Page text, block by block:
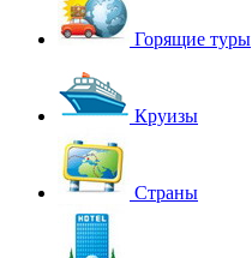
Горящие туры
Круизы
Страны